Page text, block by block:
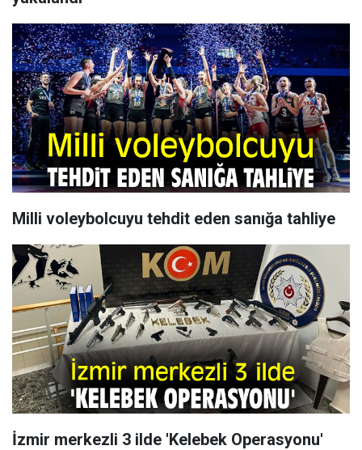
Milli voleybolcuyu tehdit eden sanığa tahliye
İzmir merkezli 3 ilde 'Kelebek Operasyonu'